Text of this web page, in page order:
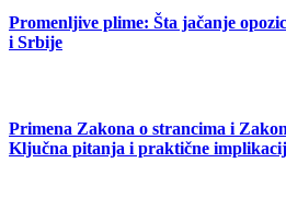
Promenljive plime: Šta jačanje
i Srbije
Primena Zakona o strancima i
Ključna pitanja i praktične